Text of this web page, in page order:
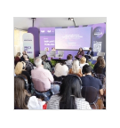
Equipe
da
Defensoria
realiza
atendimento.